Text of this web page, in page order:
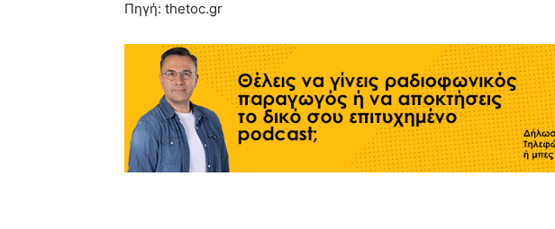
Πηγή: thetoc.gr